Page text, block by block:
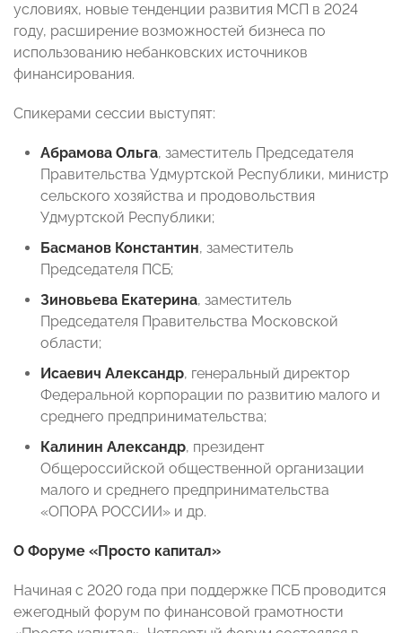
условиях, новые тенденции развития МСП в 2024
году, расширение возможностей бизнеса по
использованию небанковских источников
финансирования.
Спикерами сессии выступят:
Абрамова Ольга, заместитель Председателя
Правительства Удмуртской Республики, министр
сельского хозяйства и продовольствия
Удмуртской Республики;
Басманов Константин, заместитель
Председателя ПСБ;
Зиновьева Екатерина, заместитель
Председателя Правительства Московской
области;
Исаевич Александр, генеральный директор
Федеральной корпорации по развитию малого и
среднего предпринимательства;
Калинин Александр, президент
Общероссийской общественной организации
малого и среднего предпринимательства
«ОПОРА РОССИИ» и др.
О Форуме «Просто капитал»
Начиная с 2020 года при поддержке ПСБ проводится
ежегодный форум по финансовой грамотности